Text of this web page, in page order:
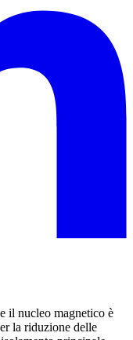
il nucleo magnetico è
la riduzione delle